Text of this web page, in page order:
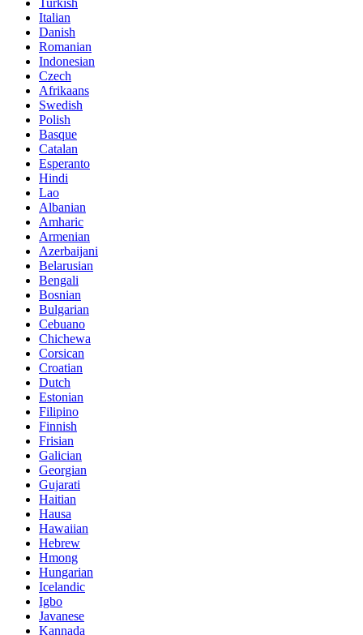
Turkish
Italian
Danish
Romanian
Indonesian
Czech
Afrikaans
Swedish
Polish
Basque
Catalan
Esperanto
Hindi
Lao
Albanian
Amharic
Armenian
Azerbaijani
Belarusian
Bengali
Bosnian
Bulgarian
Cebuano
Chichewa
Corsican
Croatian
Dutch
Estonian
Filipino
Finnish
Frisian
Galician
Georgian
Gujarati
Haitian
Hausa
Hawaiian
Hebrew
Hmong
Hungarian
Icelandic
Igbo
Javanese
Kannada